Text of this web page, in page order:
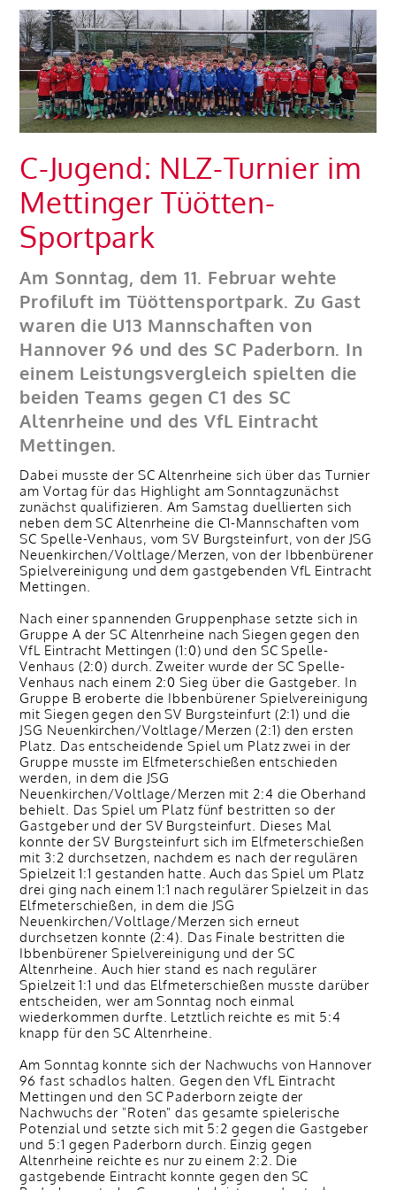
C-Jugend: NLZ-Turnier im
Mettinger Tüötten-
Sportpark
Am Sonntag, dem 11. Februar wehte
Profiluft im Tüöttensportpark. Zu Gast
waren die U13 Mannschaften von
Hannover 96 und des SC Paderborn. In
einem Leistungsvergleich spielten die
beiden Teams gegen C1 des SC
Altenrheine und des VfL Eintracht
Mettingen.
Dabei musste der SC Altenrheine sich über das Turnier
am Vortag für das Highlight am Sonntagzunächst
zunächst qualifizieren. Am Samstag duellierten sich
neben dem SC Altenrheine die C1-Mannschaften vom
SC Spelle-Venhaus, vom SV Burgsteinfurt, von der JSG
Neuenkirchen/Voltlage/Merzen, von der Ibbenbürener
Spielvereinigung und dem gastgebenden VfL Eintracht
Mettingen.
Nach einer spannenden Gruppenphase setzte sich in
Gruppe A der SC Altenrheine nach Siegen gegen den
VfL Eintracht Mettingen (1:0) und den SC Spelle-
Venhaus (2:0) durch. Zweiter wurde der SC Spelle-
Venhaus nach einem 2:0 Sieg über die Gastgeber. In
Gruppe B eroberte die Ibbenbürener Spielvereinigung
mit Siegen gegen den SV Burgsteinfurt (2:1) und die
JSG Neuenkirchen/Voltlage/Merzen (2:1) den ersten
Platz. Das entscheidende Spiel um Platz zwei in der
Gruppe musste im Elfmeterschießen entschieden
werden, in dem die JSG
Neuenkirchen/Voltlage/Merzen mit 2:4 die Oberhand
behielt. Das Spiel um Platz fünf bestritten so der
Gastgeber und der SV Burgsteinfurt. Dieses Mal
konnte der SV Burgsteinfurt sich im Elfmeterschießen
mit 3:2 durchsetzen, nachdem es nach der regulären
Spielzeit 1:1 gestanden hatte. Auch das Spiel um Platz
drei ging nach einem 1:1 nach regulärer Spielzeit in das
Elfmeterschießen, in dem die JSG
Neuenkirchen/Voltlage/Merzen sich erneut
durchsetzen konnte (2:4). Das Finale bestritten die
Ibbenbürener Spielvereinigung und der SC
Altenrheine. Auch hier stand es nach regulärer
Spielzeit 1:1 und das Elfmeterschießen musste darüber
entscheiden, wer am Sonntag noch einmal
wiederkommen durfte. Letztlich reichte es mit 5:4
knapp für den SC Altenrheine.
Am Sonntag konnte sich der Nachwuchs von Hannover
96 fast schadlos halten. Gegen den VfL Eintracht
Mettingen und den SC Paderborn zeigte der
Nachwuchs der "Roten" das gesamte spielerische
Potenzial und setzte sich mit 5:2 gegen die Gastgeber
und 5:1 gegen Paderborn durch. Einzig gegen
Altenrheine reichte es nur zu einem 2:2. Die
gastgebende Eintracht konnte gegen den SC